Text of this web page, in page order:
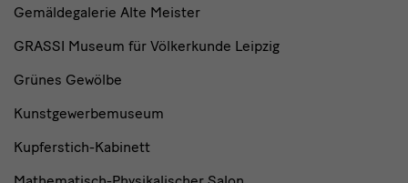
Gemäldegalerie Alte Meister
GRASSI Museum für Völkerkunde Leipzig
Grünes Gewölbe
Kunstgewerbemuseum
Kupferstich-Kabinett